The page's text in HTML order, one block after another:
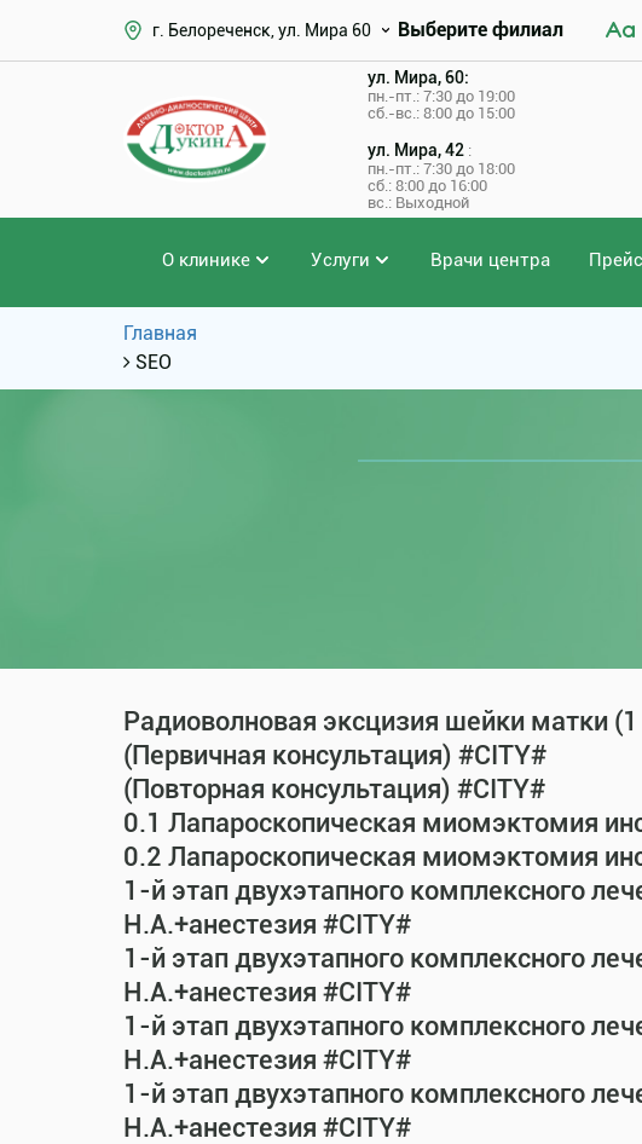
г. Белореченск, ул. Мира 60 Выберите филиал
ул. Мира, 60:
пн.-пт.: 7:30 до 19:00
сб.-вс.: 8:00 до 15:00
ул. Мира, 42 :
пн.-пт.: 7:30 до 18:00
сб.: 8:00 до 16:00
вс.: Выходной
О клинике Услуги Врачи центра
Главная
SEO
Радиоволновая эксцизия шейки матки
(Первичная консультация) #CITY#
(Повторная консультация) #CITY#
0.1 Лапароскопическая миомэктомия
0.2 Лапароскопическая миомэктомия
1-й этап двухэтапного комплексного
Н.А.+анестезия #CITY#
1-й этап двухэтапного комплексного
Н.А.+анестезия #CITY#
1-й этап двухэтапного комплексного
Н.А.+анестезия #CITY#
1-й этап двухэтапного комплексного
Н.А.+анестезия #CITY#